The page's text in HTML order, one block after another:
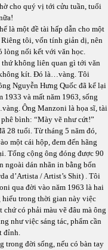
cho quý vị tới cửu tuần, tuổi
là một đề tài hấp dẫn cho một
tôi, vốn tính giản dị, nên
lòng nối kết với văn học.
không liên quan gì tới văn
kít. Đó là…vàng. Tôi
Nguyễn Hưng Quốc đã kể lại
và mất năm 1963, sống
Ông Manzoni là họa sĩ, tài
bình: “Mày vẽ như cứt!”
28 tuổi. Từ tháng 5 năm đó,
một cái hộp, đem đến hãng
Tổng cộng ông đóng được 90
ngoài dán nhãn in bằng bốn
d’Artista / Artist’s Shit) . Tôi
qua đời vào năm 1963 là hai
trong thời gian này việc
có phải màu vẽ đâu mà ông
như việc sáng tác, phẩm cần
đỉnh.
trong đời sống, nếu có bàn tay